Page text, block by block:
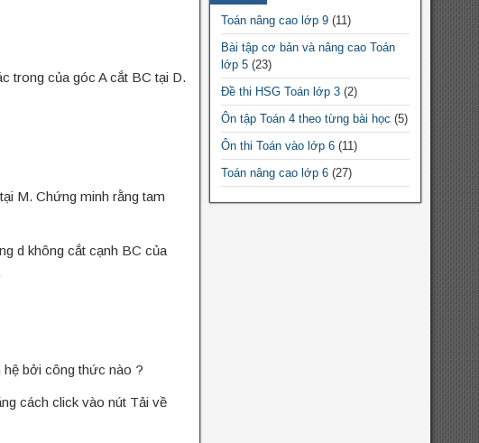
trong của góc A cắt BC tại D.
M. Chứng minh rằng tam
d không cắt cạnh BC của
bởi công thức nào ?
cách click vào nút Tải về
Chuyên đề Toán lớp 7
Chuyên đề Toán lớp 8
Chuyên đề Toán lớp 9
Chuyên đề Toán THPT
Chuyên đề Toán lớp 10
Chuyên đề Toán lớp 11
Chuyên đề Toán lớp 12
Toán nâng cao lớp 9(11)
Bài tập cơ bản và nâng cao Toán
lớp 5(23)
Đề thi HSG Toán lớp 3(2)
Ôn tập Toán 4 theo từng bài học (5)
Ôn thi Toán vào lớp 6(11)
Toán nâng cao lớp 6(27)
Đề thi HSG Toán 12(10)